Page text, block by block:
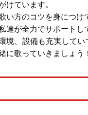
けています。
い方のコツを身につけ
達が全力でサポートし
境、設備も充実して
に歌っていきましょう！